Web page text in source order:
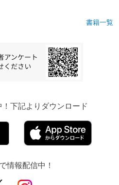
書籍一覧
下記よりダウンロード
情報配信中！